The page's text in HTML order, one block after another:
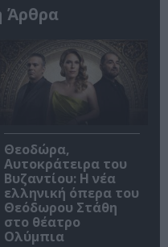
Άρθρα
Θεοδώρα,
Αυτοκράτειρα του
Βυζαντίου: Η νέα
ελληνική όπερα του
Θεόδωρου Στάθη
στο θέατρο
Ολύμπια